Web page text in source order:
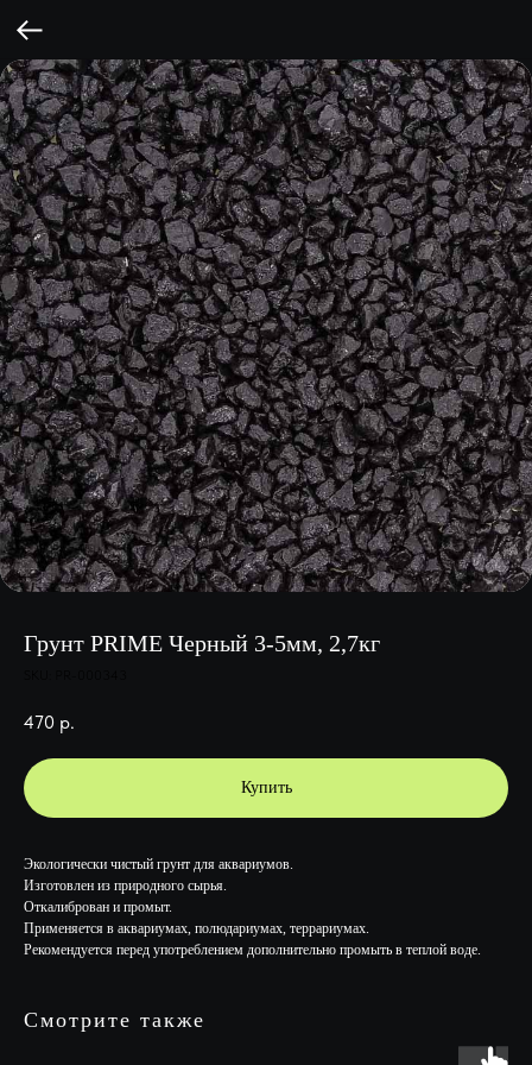
Грунт PRIME Черный 3-5мм, 2,7кг
470 р.
Купить
Экологически чистый грунт для аквариумов.
Изготовлен из природного сырья.
Откалиброван и промыт.
Применяется в аквариумах, полюдариумах, террариумах.
Рекомендуется перед употреблением дополнительно промыть в теплой воде.
Смотрите также